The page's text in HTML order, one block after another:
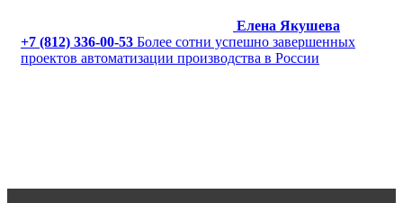
Елена Якушева
+7 (812) 336-00-53 Более сотни успешно завершенных
проектов автоматизации производства в России